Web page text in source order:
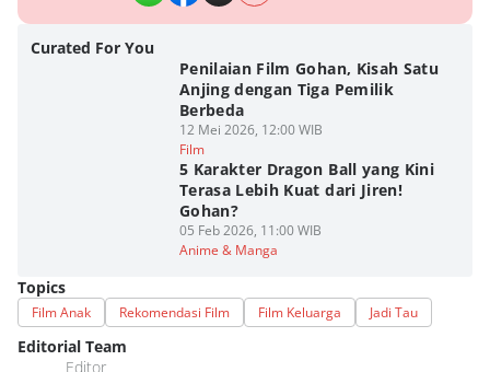
Curated For You
Penilaian Film Gohan, Kisah Satu
Anjing dengan Tiga Pemilik
Berbeda
12 Mei 2026, 12:00 WIB
Film
5 Karakter Dragon Ball yang Kini
Terasa Lebih Kuat dari Jiren!
Gohan?
05 Feb 2026, 11:00 WIB
Anime & Manga
Topics
Film Anak Rekomendasi Film Film Keluarga Jadi Tau
Editorial Team
Editor